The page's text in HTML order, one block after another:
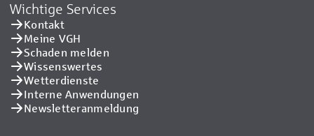
Wichtige Services
Kontakt
Meine VGH
Schaden melden
Wissenswertes
Wetterdienste
Interne Anwendungen
Newsletteranmeldung